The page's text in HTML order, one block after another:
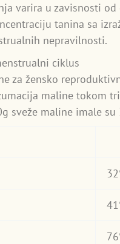
varira u zavisnosti
tanina sa
nepravilnosti.
ciklus
za žensko
maline tokom
sveže maline imale